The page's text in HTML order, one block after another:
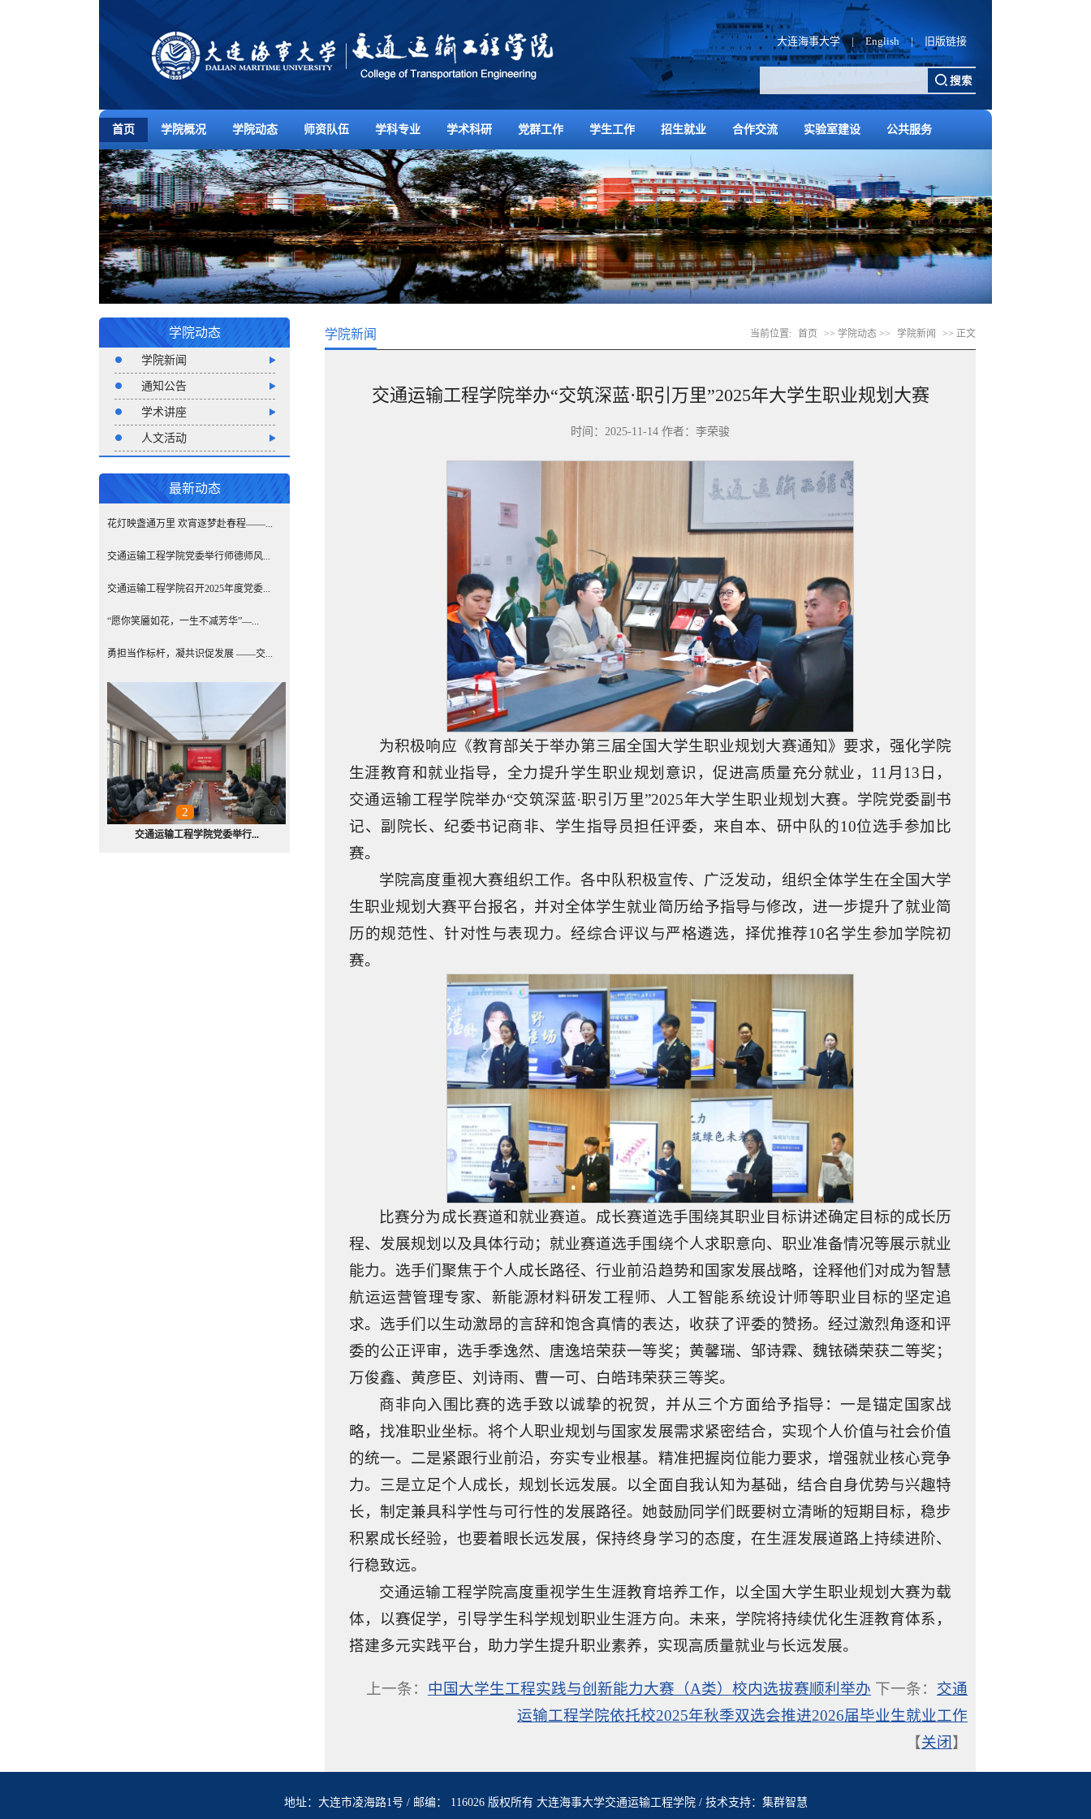
大连海事大学 | English | 旧版链接
首页 学院概况 学院动态 师资队伍 学科专业 学术科研 党群工作 学生工作 招生就业 合作交流 实验室建设 公共服务
学院动态
学院新闻
通知公告
学术讲座
人文活动
最新动态
花灯映盏通万里 欢宵逐梦赴春程——...
交通运输工程学院党委举行师德师风...
交通运输工程学院召开2025年度党委...
“愿你笑靥如花，一生不减芳华”—...
勇担当作标杆，凝共识促发展 ——交...
1 2 3 4 5 6
交通运输工程学院党委举行...
学院新闻 当前位置: 首页 >> 学院动态 >> 学院新闻 >> 正文
交通运输工程学院举办“交筑深蓝·职引万里”2025年大学生职业规划大赛
时间：2025-11-14 作者：李荣骏
为积极响应《教育部关于举办第三届全国大学生职业规划大赛通知》要求，强化学院
生涯教育和就业指导，全力提升学生职业规划意识，促进高质量充分就业，11月13日，
交通运输工程学院举办“交筑深蓝·职引万里”2025年大学生职业规划大赛。学院党委副书
记、副院长、纪委书记商非、学生指导员担任评委，来自本、研中队的10位选手参加比
赛。
学院高度重视大赛组织工作。各中队积极宣传、广泛发动，组织全体学生在全国大学
生职业规划大赛平台报名，并对全体学生就业简历给予指导与修改，进一步提升了就业简
历的规范性、针对性与表现力。经综合评议与严格遴选，择优推荐10名学生参加学院初
赛。
比赛分为成长赛道和就业赛道。成长赛道选手围绕其职业目标讲述确定目标的成长历
程、发展规划以及具体行动；就业赛道选手围绕个人求职意向、职业准备情况等展示就业
能力。选手们聚焦于个人成长路径、行业前沿趋势和国家发展战略，诠释他们对成为智慧
航运运营管理专家、新能源材料研发工程师、人工智能系统设计师等职业目标的坚定追
求。选手们以生动激昂的言辞和饱含真情的表达，收获了评委的赞扬。经过激烈角逐和评
委的公正评审，选手季逸然、唐逸培荣获一等奖；黄馨瑞、邹诗霖、魏铱磷荣获二等奖；
万俊鑫、黄彦臣、刘诗雨、曹一可、白皓玮荣获三等奖。
商非向入围比赛的选手致以诚挚的祝贺，并从三个方面给予指导：一是锚定国家战
略，找准职业坐标。将个人职业规划与国家发展需求紧密结合，实现个人价值与社会价值
的统一。二是紧跟行业前沿，夯实专业根基。精准把握岗位能力要求，增强就业核心竞争
力。三是立足个人成长，规划长远发展。以全面自我认知为基础，结合自身优势与兴趣特
长，制定兼具科学性与可行性的发展路径。她鼓励同学们既要树立清晰的短期目标，稳步
积累成长经验，也要着眼长远发展，保持终身学习的态度，在生涯发展道路上持续进阶、
行稳致远。
交通运输工程学院高度重视学生生涯教育培养工作，以全国大学生职业规划大赛为载
体，以赛促学，引导学生科学规划职业生涯方向。未来，学院将持续优化生涯教育体系，
搭建多元实践平台，助力学生提升职业素养，实现高质量就业与长远发展。
上一条： 中国大学生工程实践与创新能力大赛（A类）校内选拔赛顺利举办 下一条： 交通
运输工程学院依托校2025年秋季双选会推进2026届毕业生就业工作
【关闭 】
地址：大连市凌海路1号 / 邮编： 116026 版权所有 大连海事大学交通运输工程学院 / 技术支持： 集群智慧